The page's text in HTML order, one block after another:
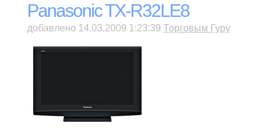
Panasonic TX-R32LE8
добавлено 14.03.2009 1:23:39 Торговым Гуру